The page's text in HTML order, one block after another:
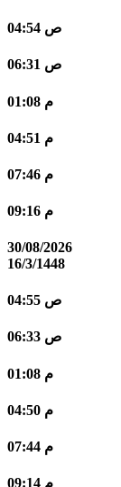
04:54 ص
06:31 ص
01:08 م
04:51 م
07:46 م
09:16 م
30/08/2026
16/3/1448
04:55 ص
06:33 ص
01:08 م
04:50 م
07:44 م
09:14 م